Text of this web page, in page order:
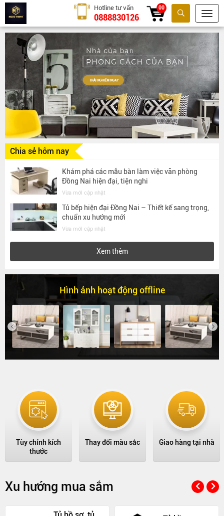
Tìm kiếm
Hotline tư vấn
0888830126
00
Chia sẻ hôm nay
Khám phá các mẫu bàn làm việc văn phòng
Đồng Nai hiện đại, tiện nghi
Vừa mới cập nhật
Tủ bếp hiện đại Đồng Nai – Thiết kế sang trọng,
chuẩn xu hướng mới
Vừa mới cập nhật
Xem thêm
Hình ảnh hoạt động offline
Previous Next
Tùy chỉnh kích
thước
Thay đổi màu sắc Giao hàng tại nhà
Xu hướng mua sắm